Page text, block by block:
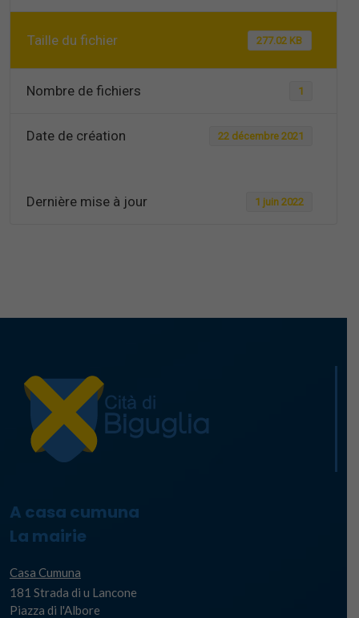
Taille du fichier 277.02 KB
Nombre de fichiers 1
Date de création 22 décembre 2021
Dernière mise à jour 1 juin 2022
A casa cumuna
La mairie
Casa Cumuna
181 Strada di u Lancone
Piazza di l'Albore